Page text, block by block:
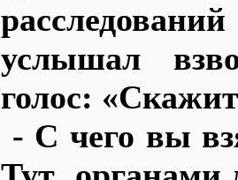
услышал
голос:
- С чего вы